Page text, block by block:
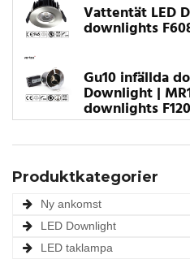
Vattentät LED
downlights
Gu10 infällda
Downlight |
downlights
Produktkategorier
Ny ankomst
LED Downlight
LED taklampa